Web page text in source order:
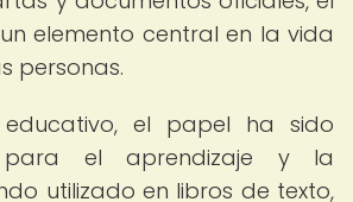
elemento central en la vida
personas.
el papel ha sido
para el aprendizaje y la
utilizado en libros de texto,